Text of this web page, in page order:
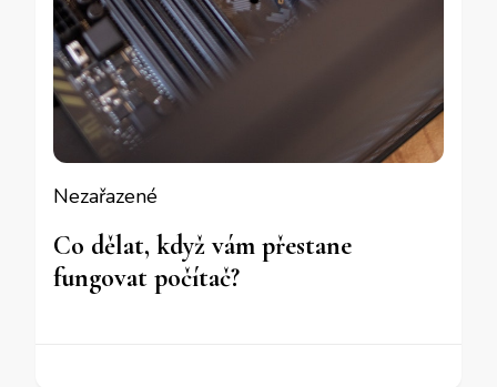
Nezařazené
Co dělat, když vám přestane
fungovat počítač?